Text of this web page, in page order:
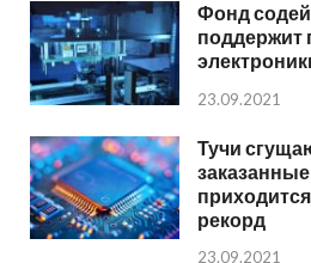
Фонд
поддержит
23.09.2021
Тучи
рекорд
23.09.2021